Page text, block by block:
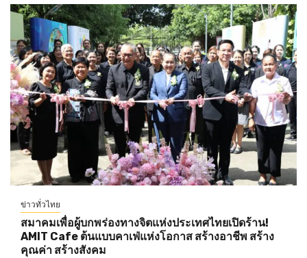
ข่าวทั่วไทย
สมาคมเพื่อผู้บกพร่องทางจิตแห่งประเทศไทยเปิดร้าน!
AMIT Cafe ต้นแบบคาเฟ่แห่งโอกาส สร้างอาชีพ สร้าง
คุณค่า สร้างสังคม